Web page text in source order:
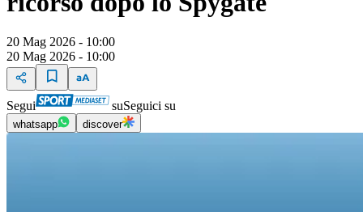
20 Mag 2026 - 10:00
20 Mag 2026 - 10:00
Segui suSeguici su
whatsapp discover